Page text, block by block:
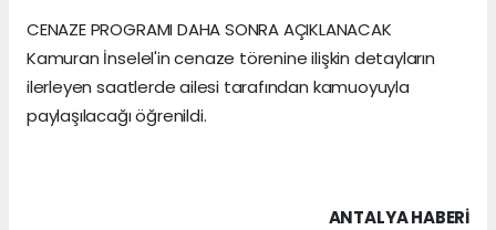
CENAZE PROGRAMI DAHA SONRA AÇIKLANACAK
Kamuran İnselel'in cenaze törenine ilişkin detayların
ilerleyen saatlerde ailesi tarafından kamuoyuyla
paylaşılacağı öğrenildi.
ANTALYA HABERİ